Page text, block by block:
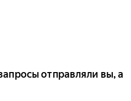
отправляли вы, а